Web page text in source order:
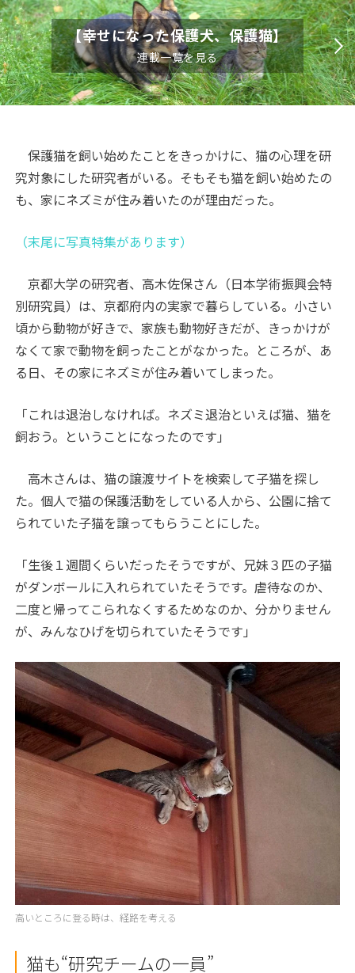
【幸せになった保護犬、保護猫】
連載一覧を見る
保護猫を飼い始めたことをきっかけに、猫の心理を研
究対象にした研究者がいる。そもそも猫を飼い始めたの
も、家にネズミが住み着いたのが理由だった。
（末尾に写真特集があります）
京都大学の研究者、高木佐保さん（日本学術振興会特
別研究員）は、京都府内の実家で暮らしている。小さい
頃から動物が好きで、家族も動物好きだが、きっかけが
なくて家で動物を飼ったことがなかった。ところが、あ
る日、その家にネズミが住み着いてしまった。
「これは退治しなければ。ネズミ退治といえば猫、猫を
飼おう。ということになったのです」
高木さんは、猫の譲渡サイトを検索して子猫を探し
た。個人で猫の保護活動をしている人から、公園に捨て
られていた子猫を譲ってもらうことにした。
「生後１週間くらいだったそうですが、兄妹３匹の子猫
がダンボールに入れられていたそうです。虐待なのか、
二度と帰ってこられなくするためなのか、分かりません
が、みんなひげを切られていたそうです」
高いところに登る時は、経路を考える
猫も“研究チームの一員”